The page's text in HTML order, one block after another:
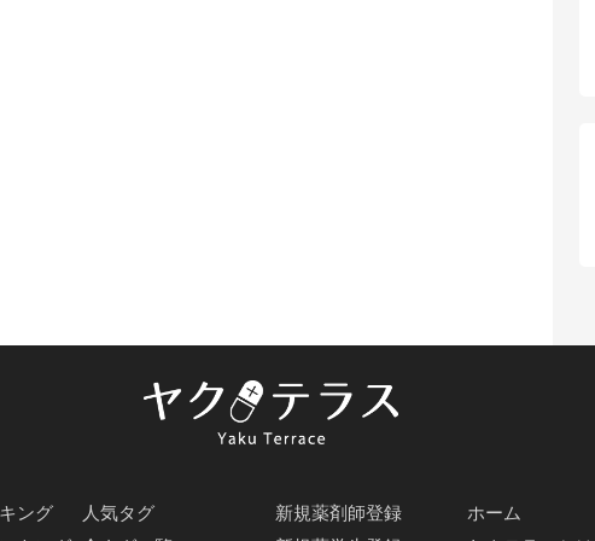
ング
人気タグ
新規薬剤師登録
ホーム